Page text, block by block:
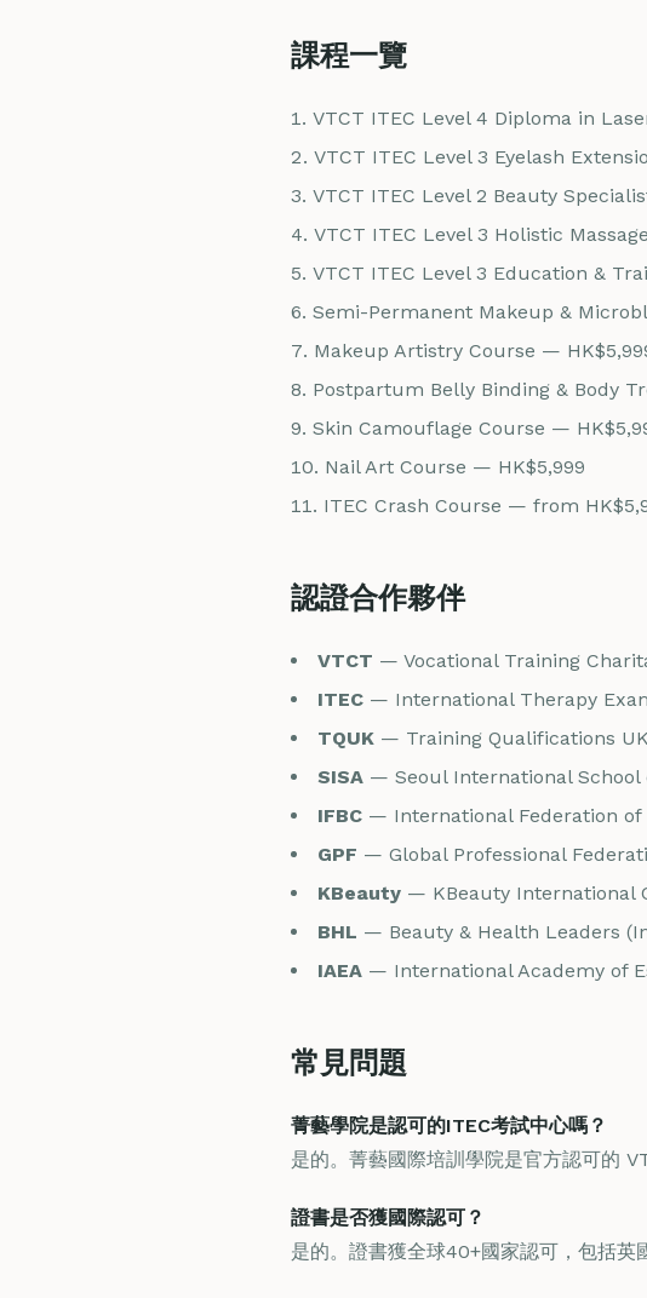
課程一覽
VTCT ITEC Level 4 Diploma in
VTCT ITEC Level 3 Eyelash
VTCT ITEC Level 2 Beauty
VTCT ITEC Level 3 Holistic
VTCT ITEC Level 3 Education &
Semi-Permanent Makeup &
Makeup Artistry Course —
Postpartum Belly Binding & Body
Skin Camouflage Course —
Nail Art Course — HK$5,999
ITEC Crash Course — from
認證合作夥伴
VTCT — Vocational Training
ITEC — International Therapy
TQUK — Training Qualifications
SISA — Seoul International School
IFBC — International Federation of
GPF — Global Professional
KBeauty — KBeauty International
BHL — Beauty & Health Leaders
IAEA — International Academy of
常見問題
菁藝學院是認可的ITEC考試中心嗎？
是的。菁藝國際培訓學院是官方認可的
證書是否獲國際認可？
是的。證書獲全球40+國家認可，包括英